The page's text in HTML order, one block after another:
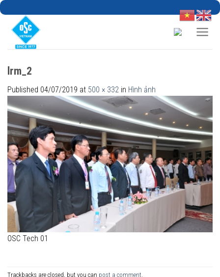
Skip
content
lrm_2
Published 04/07/2019 at 500 × 332 in Hình ảnh
OSC Tech 01
Trackbacks are closed, but you can post a comment